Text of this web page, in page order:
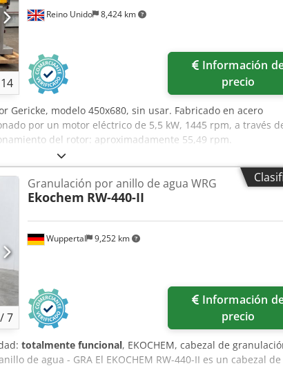
14
Reino Unido 8,424 km
precio
Gericke, modelo 450x680, sin usar. Fabricado en acero
por un motor eléctrico de 5,5 kW, 1445 rpm, a través
del rotor: aproximadamente 55,49 rpm.
/7
Wuppertal 9,252 km
Granulación por anillo de agua WRG
Ekochem RW-440-II
precio
totalmente funcional, EKOCHEM, cabezal de
de agua - GRA El EKOCHEM RW-440-II es un cabezal de